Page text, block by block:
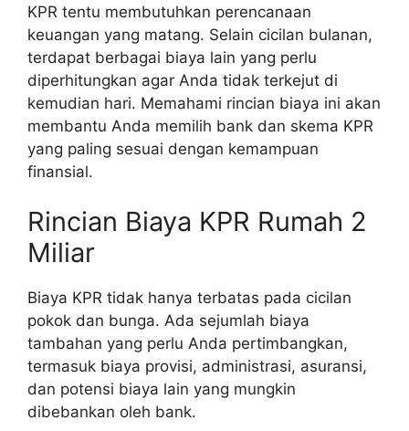
KPR tentu membutuhkan perencanaan
keuangan yang matang. Selain cicilan bulanan,
terdapat berbagai biaya lain yang perlu
diperhitungkan agar Anda tidak terkejut di
kemudian hari. Memahami rincian biaya ini akan
membantu Anda memilih bank dan skema KPR
yang paling sesuai dengan kemampuan
finansial.
Rincian Biaya KPR Rumah 2
Miliar
Biaya KPR tidak hanya terbatas pada cicilan
pokok dan bunga. Ada sejumlah biaya
tambahan yang perlu Anda pertimbangkan,
termasuk biaya provisi, administrasi, asuransi,
dan potensi biaya lain yang mungkin
dibebankan oleh bank.